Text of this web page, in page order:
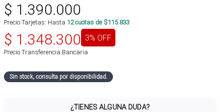
$ 1.390.000
Precio Tarjetas: Hasta 12cuotas de $115.833
$ 1.348.300 3% OFF
Precio Transferencia Bancaria
Sin stock, consulta por disponibilidad.
¿TIENES ALGUNA DUDA?